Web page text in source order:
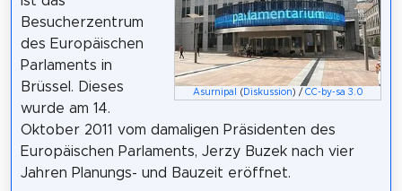
Asurnipal ( Diskussion ) / CC-by-sa 3.0
Besucherzentrum
des Europäischen
Parlaments in
Brüssel. Dieses
wurde am 14.
Oktober 2011 vom damaligen Präsidenten des
Europäischen Parlaments, Jerzy Buzek nach vier
Jahren Planungs- und Bauzeit eröffnet.